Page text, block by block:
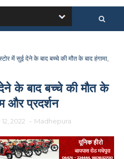
में सुई देने के बाद बच्चे की मौत के बाद हंगामा,
के बाद बच्चे की मौत के
और प्रदर्शन
2022 - Madhepura